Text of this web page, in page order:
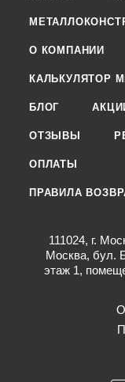
О КОМПАНИИ
КАЛЬКУЛЯТОР
БЛОГ
ОТЗЫВЫ
ОПЛАТЫ
ПРАВИЛА
111024, г.
Москва, бул.
этаж 1,